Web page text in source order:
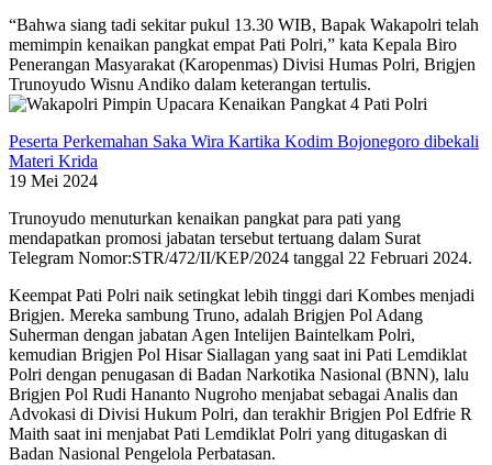
“Bahwa siang tadi sekitar pukul 13.30 WIB, Bapak Wakapolri telah
memimpin kenaikan pangkat empat Pati Polri,” kata Kepala Biro
Penerangan Masyarakat (Karopenmas) Divisi Humas Polri, Brigjen
Trunoyudo Wisnu Andiko dalam keterangan tertulis.
Peserta Perkemahan Saka Wira Kartika Kodim Bojonegoro dibekali
Materi Krida
19 Mei 2024
Trunoyudo menuturkan kenaikan pangkat para pati yang
mendapatkan promosi jabatan tersebut tertuang dalam Surat
Telegram Nomor:STR/472/II/KEP/2024 tanggal 22 Februari 2024.
Keempat Pati Polri naik setingkat lebih tinggi dari Kombes menjadi
Brigjen. Mereka sambung Truno, adalah Brigjen Pol Adang
Suherman dengan jabatan Agen Intelijen Baintelkam Polri,
kemudian Brigjen Pol Hisar Siallagan yang saat ini Pati Lemdiklat
Polri dengan penugasan di Badan Narkotika Nasional (BNN), lalu
Brigjen Pol Rudi Hananto Nugroho menjabat sebagai Analis dan
Advokasi di Divisi Hukum Polri, dan terakhir Brigjen Pol Edfrie R
Maith saat ini menjabat Pati Lemdiklat Polri yang ditugaskan di
Badan Nasional Pengelola Perbatasan.